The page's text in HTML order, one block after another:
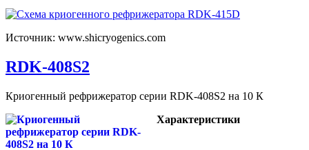
Источник: www.shicryogenics.com
RDK-408S2
Криогенный рефрижератор серии RDK-408S2 на 10 К
Характеристики